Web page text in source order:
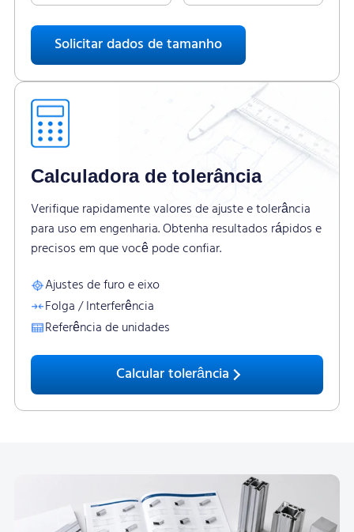
Solicitar dados de tamanho
Calculadora de tolerância
Verifique rapidamente valores de ajuste e tolerância
para uso em engenharia. Obtenha resultados rápidos e
precisos em que você pode confiar.
Ajustes de furo e eixo
Folga / Interferência
Referência de unidades
Calcular tolerância